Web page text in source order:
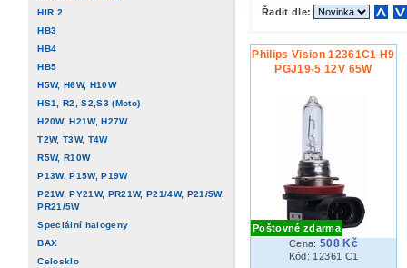
HIR 2
HB3
HB4
HB5
H5W, H6W, H10W
HS1, R2, S2,S3 (Moto)
H20W, H21W, H27W
T2W, T3W, T4W
R5W, R10W
P13W, P15W, P19W
P21W, PY21W, PR21W, P21/4W, P21/5W,
PR21/5W
Speciální halogeny
BAX
Celosklo
Řadit dle:
Philips Vision 12361C1 H9
PGJ19-5 12V 65W
Poštovné zdarma
Cena: 508 Kč
Kód: 12361 C1